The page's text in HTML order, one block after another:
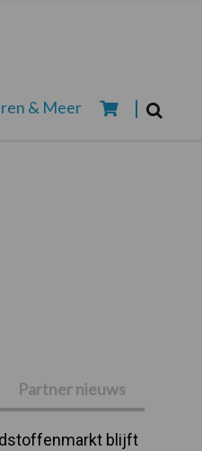
& Meer
Partner nieuws
blijft